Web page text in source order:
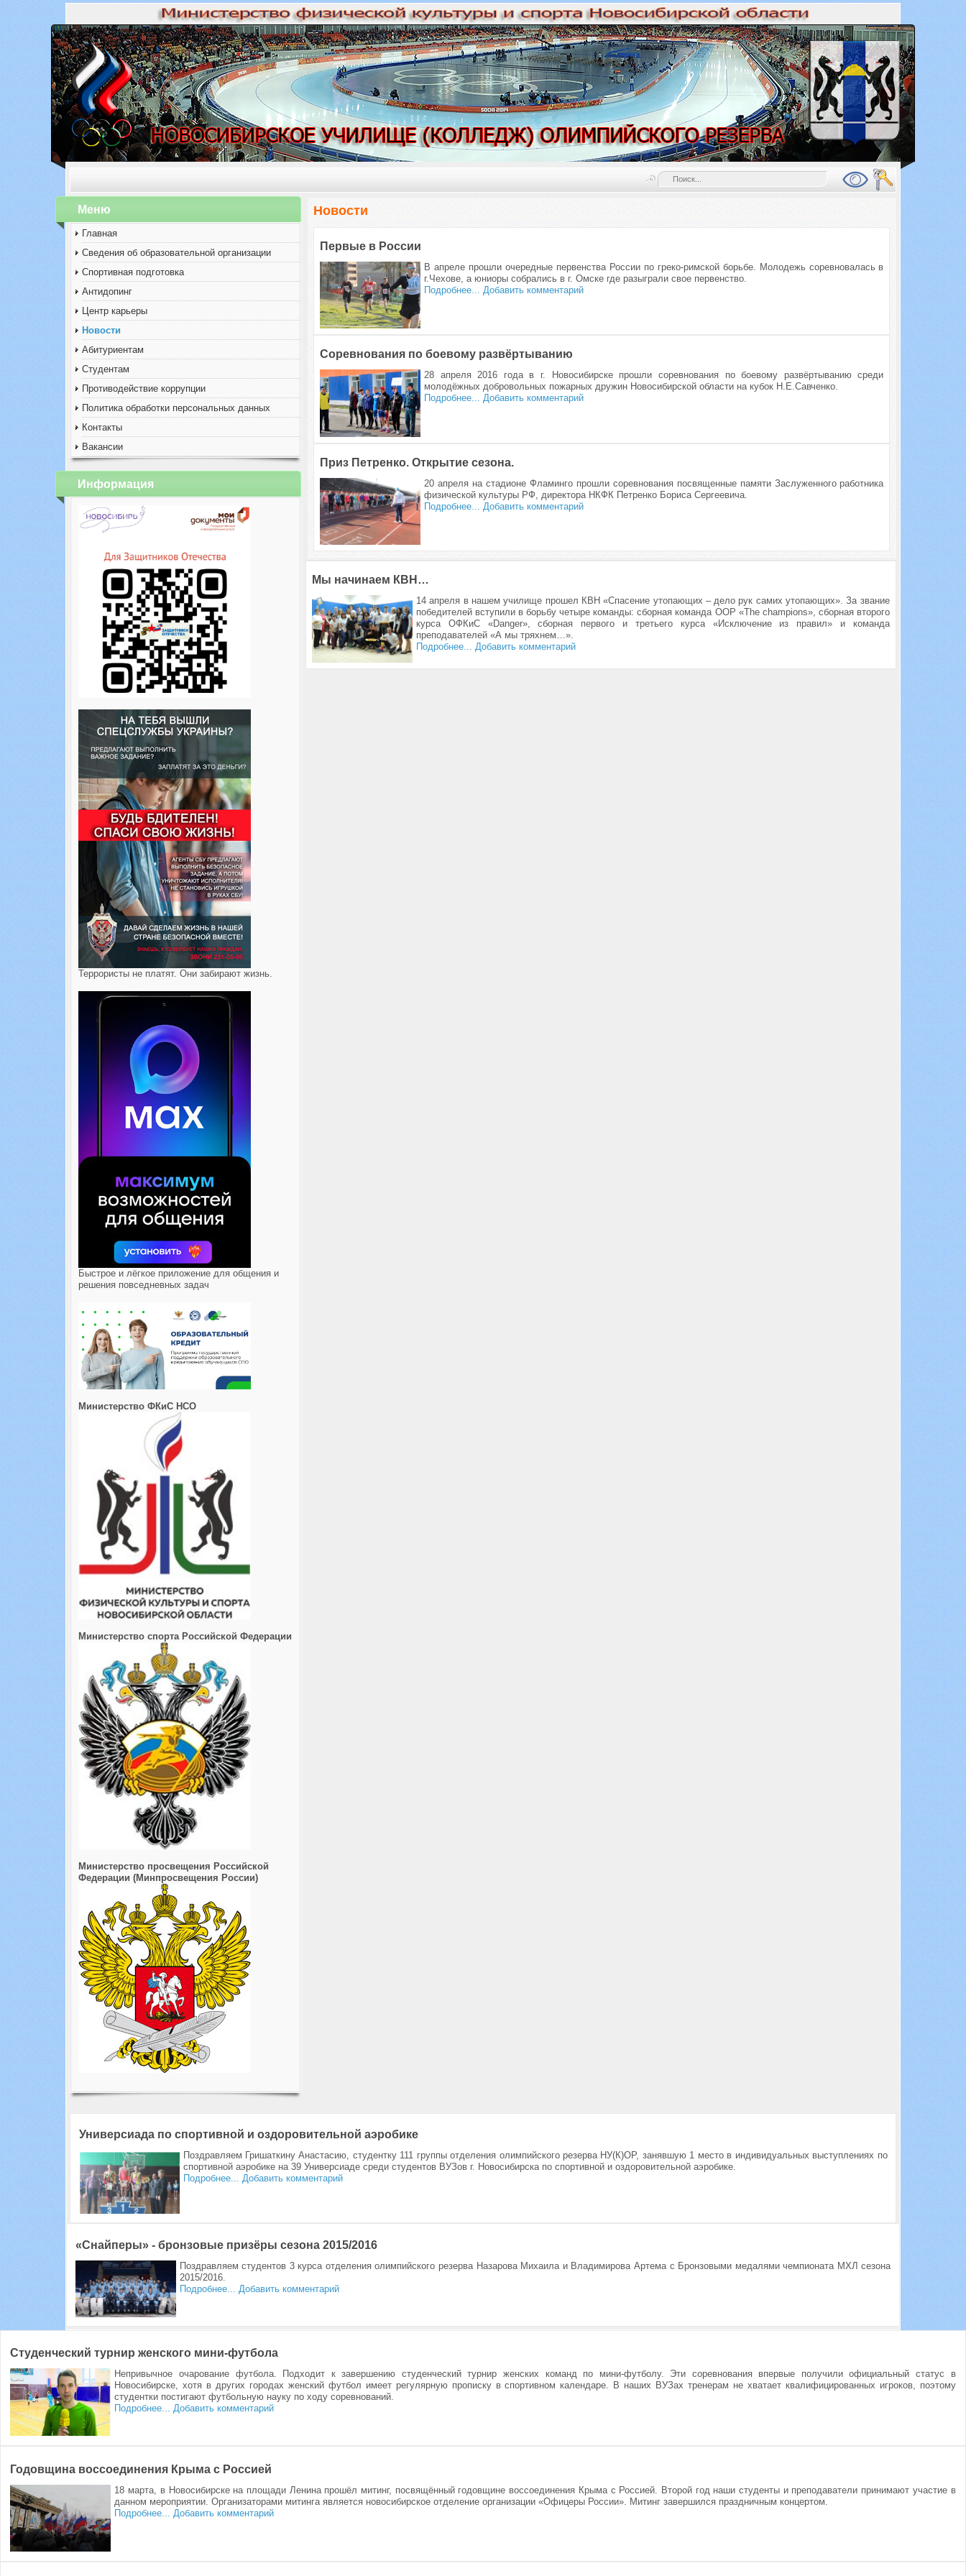
Меню
Главная
Сведения об образовательной организации
Спортивная подготовка
Антидопинг
Центр карьеры
Новости
Абитуриентам
Студентам
Противодействие коррупции
Политика обработки персональных данных
Контакты
Вакансии
Информация
Террористы не платят. Они забирают жизнь.
Быстрое и лёгкое приложение для общения и
решения повседневных задач
Министерство ФКиС НСО
Министерство спорта Российской Федерации
Министерство просвещения Российской
Федерации (Минпросвещения России)
Новости
Первые в России
В апреле прошли очередные первенства России по греко-римской борьбе. Молодежь соревновалась в
г.Чехове, а юниоры собрались в г. Омске где разыграли свое первенство.
Подробнее... Добавить комментарий
Соревнования по боевому развёртыванию
28 апреля 2016 года в г. Новосибирске прошли соревнования по боевому развёртыванию среди
молодёжных добровольных пожарных дружин Новосибирской области на кубок Н.Е.Савченко.
Подробнее... Добавить комментарий
Приз Петренко. Открытие сезона.
20 апреля на стадионе Фламинго прошли соревнования посвященные памяти Заслуженного работника
физической культуры РФ, директора НКФК Петренко Бориса Сергеевича.
Подробнее...
Добавить комментарий
Мы начинаем КВН…
14 апреля в нашем училище прошел КВН «Спасение утопающих – дело рук самих утопающих». За звание
победителей вступили в борьбу четыре команды: сборная команда ООР «The champions», сборная второго
курса ОФКиС «Danger», сборная первого и третьего курса «Исключение из правил» и команда
преподавателей «А мы тряхнем…».
Подробнее... Добавить комментарий
Универсиада по спортивной и оздоровительной аэробике
Поздравляем Гришаткину Анастасию, студентку 111 группы отделения олимпийского резерва НУ(К)ОР, занявшую 1 место в индивидуальных выступлениях по
спортивной аэробике на 39 Универсиаде среди студентов ВУЗов г. Новосибирска по спортивной и оздоровительной аэробике.
Подробнее... Добавить комментарий
«Снайперы» - бронзовые призёры сезона 2015/2016
Поздравляем студентов 3 курса отделения олимпийского резерва Назарова Михаила и Владимирова Артема с Бронзовыми медалями чемпионата МХЛ сезона
2015/2016.
Подробнее...
Добавить комментарий
Студенческий турнир женского мини-футбола
Непривычное очарование футбола. Подходит к завершению студенческий турнир женских команд по мини-футболу. Эти соревнования впервые получили официальный статус в
Новосибирске, хотя в других городах женский футбол имеет регулярную прописку в спортивном календаре. В наших ВУЗах тренерам не хватает квалифицированных игроков, поэтому
студентки постигают футбольную науку по ходу соревнований.
Подробнее... Добавить комментарий
Годовщина воссоединения Крыма с Россией
18 марта, в Новосибирске на площади Ленина прошёл митинг, посвящённый годовщине воссоединения Крыма с Россией. Второй год наши студенты и преподаватели принимают участие в
данном мероприятии. Организаторами митинга является новосибирское отделение организации «Офицеры России». Митинг завершился праздничным концертом.
Подробнее...
Добавить комментарий